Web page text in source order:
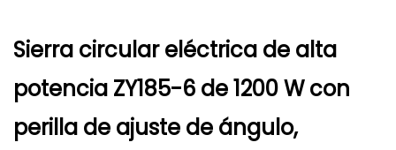
Sierra circular eléctrica de alta
potencia ZY185-6 de 1200 W con
perilla de ajuste de ángulo,